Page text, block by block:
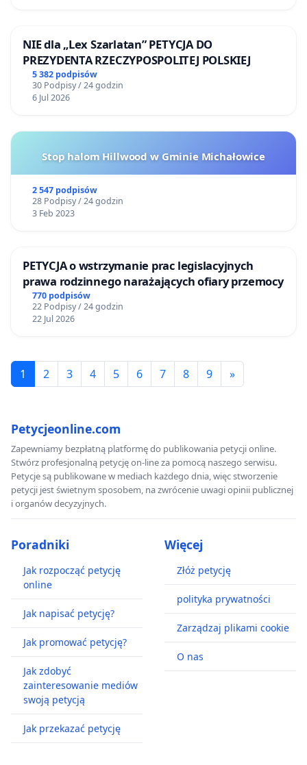
NIE dla „Lex Szarlatan” PETYCJA DO
PREZYDENTA RZECZYPOSPOLITEJ POLSKIEJ
5 382 podpisów
30 Podpisy / 24 godzin
6 Jul 2026
Stop halom Hillwood w Gminie Michałowice
2 547 podpisów
28 Podpisy / 24 godzin
3 Feb 2023
PETYCJA o wstrzymanie prac legislacyjnych
prawa rodzinnego narażających ofiary przemocy
770 podpisów
22 Podpisy / 24 godzin
22 Jul 2026
1 2 3 4 5 6 7 8 9 »
Petycjeonline.com
Zapewniamy bezpłatną platformę do publikowania petycji online.
Stwórz profesjonalną petycję on-line za pomocą naszego serwisu.
Petycje są publikowane w mediach każdego dnia, więc stworzenie
petycji jest świetnym sposobem, na zwrócenie uwagi opinii publicznej
i organów decyzyjnych.
Poradniki
Jak rozpocząć petycję
online
Jak napisać petycję?
Jak promować petycję?
Jak zdobyć
zainteresowanie mediów
swoją petycją
Jak przekazać petycję
Więcej
Złóż petycję
polityka prywatności
Zarządzaj plikami cookie
O nas